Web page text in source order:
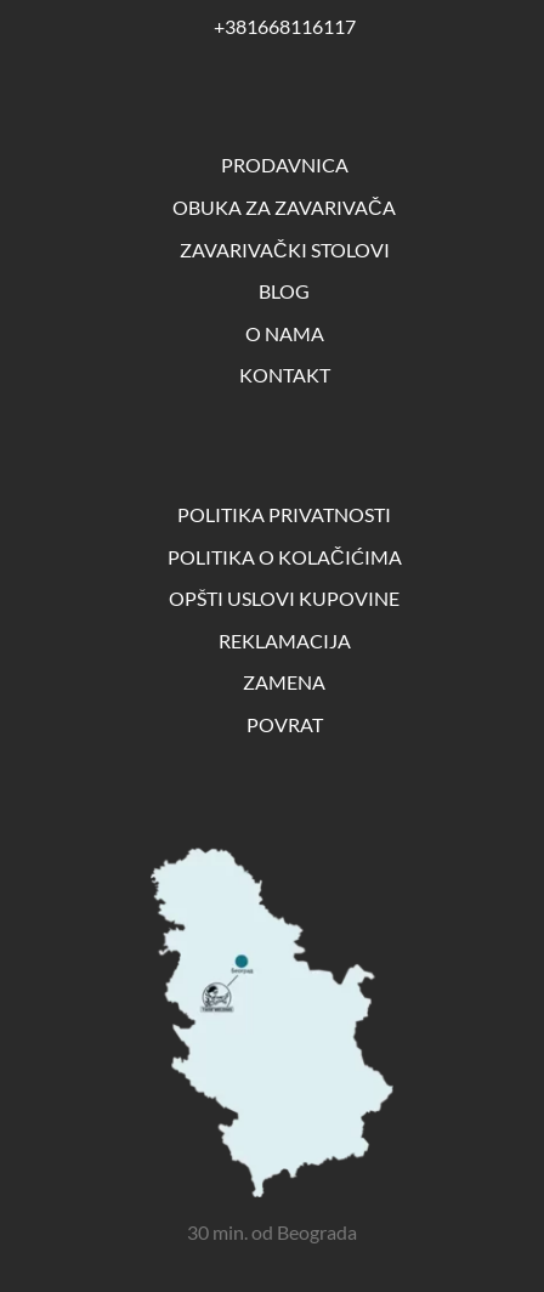
+381668116117
PRODAVNICA
OBUKA ZA ZAVARIVAČA
ZAVARIVAČKI STOLOVI
BLOG
O NAMA
KONTAKT
POLITIKA PRIVATNOSTI
POLITIKA O KOLAČIĆIMA
OPŠTI USLOVI KUPOVINE
REKLAMACIJA
ZAMENA
POVRAT
30 min. od Beograda